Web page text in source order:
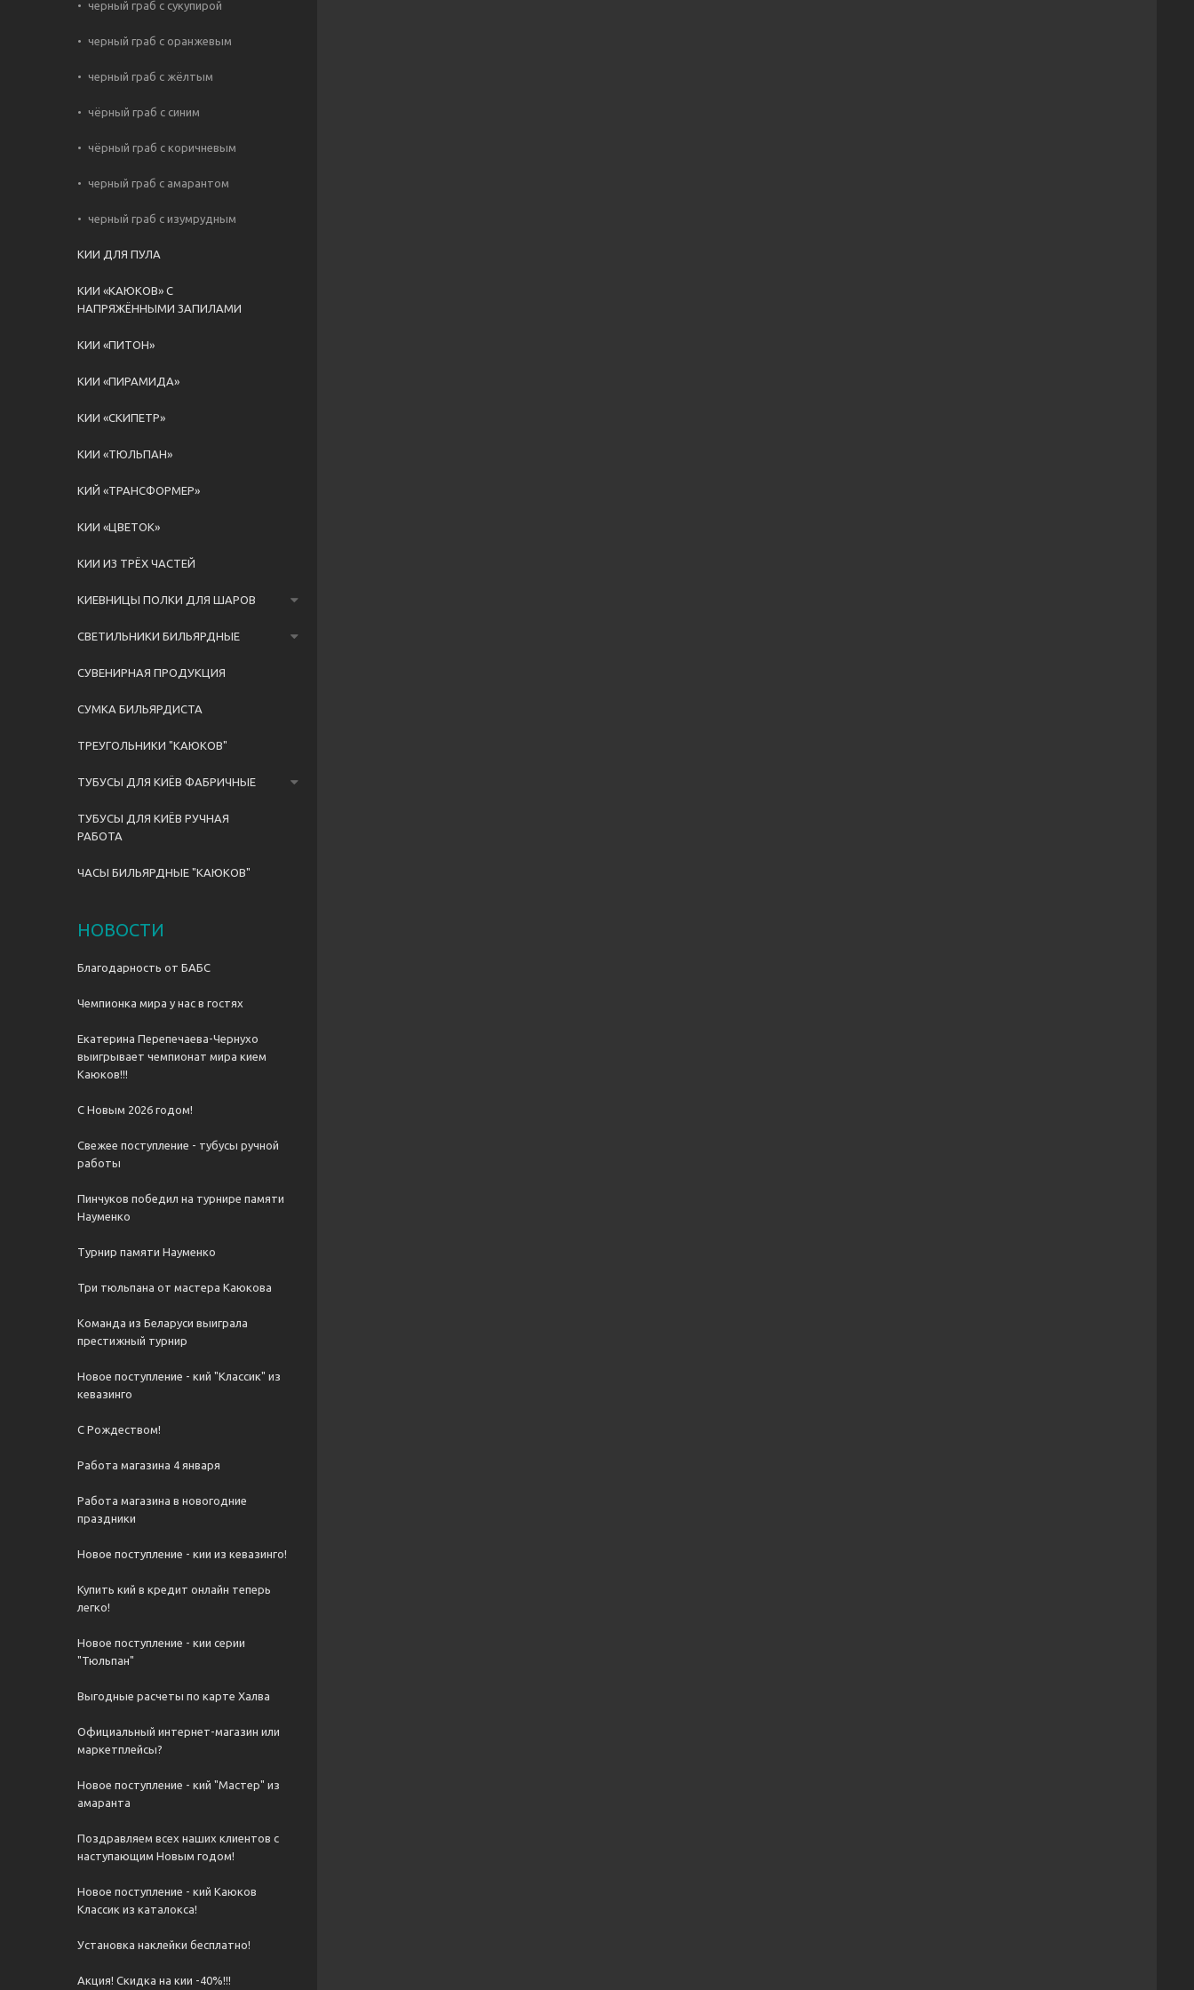
черный граб с сукупирой
черный граб с оранжевым
черный граб с жёлтым
чёрный граб с синим
чёрный граб с коричневым
черный граб с амарантом
черный граб с изумрудным
КИИ ДЛЯ ПУЛА
КИИ «КАЮКОВ» С
НАПРЯЖЁННЫМИ ЗАПИЛАМИ
КИИ «ПИТОН»
КИИ «ПИРАМИДА»
КИИ «СКИПЕТР»
КИИ «ТЮЛЬПАН»
КИЙ «ТРАНСФОРМЕР»
КИИ «ЦВЕТОК»
КИИ ИЗ ТРЁХ ЧАСТЕЙ
КИЕВНИЦЫ ПОЛКИ ДЛЯ ШАРОВ
СВЕТИЛЬНИКИ БИЛЬЯРДНЫЕ
СУВЕНИРНАЯ ПРОДУКЦИЯ
СУМКА БИЛЬЯРДИСТА
ТРЕУГОЛЬНИКИ "КАЮКОВ"
ТУБУСЫ ДЛЯ КИЁВ ФАБРИЧНЫЕ
ТУБУСЫ ДЛЯ КИЁВ РУЧНАЯ
РАБОТА
ЧАСЫ БИЛЬЯРДНЫЕ "КАЮКОВ"
НОВОСТИ
Благодарность от БАБС
Чемпионка мира у нас в гостях
Екатерина Перепечаева-Чернухо
выигрывает чемпионат мира кием
Каюков!!!
С Новым 2026 годом!
Свежее поступление - тубусы ручной
работы
Пинчуков победил на турнире памяти
Науменко
Турнир памяти Науменко
Три тюльпана от мастера Каюкова
Команда из Беларуси выиграла
престижный турнир
Новое поступление - кий "Классик" из
кевазинго
С Рождеством!
Работа магазина 4 января
Работа магазина в новогодние
праздники
Новое поступление - кии из кевазинго!
Купить кий в кредит онлайн теперь
легко!
Новое поступление - кии серии
"Тюльпан"
Выгодные расчеты по карте Халва
Официальный интернет-магазин или
маркетплейсы?
Новое поступление - кий "Мастер" из
амаранта
Поздравляем всех наших клиентов с
наступающим Новым годом!
Новое поступление - кий Каюков
Классик из каталокса!
Установка наклейки бесплатно!
Акция! Скидка на кии -40%!!!